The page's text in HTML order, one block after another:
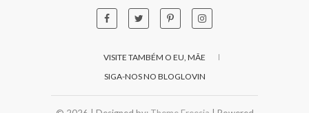
VISITE TAMBÉM O EU, MÃE
SIGA-NOS NO BLOGLOVIN